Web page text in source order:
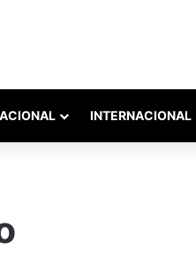
INTERNACIONAL